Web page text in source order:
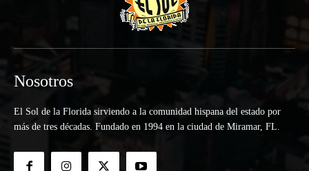
Nosotros
El Sol de la Florida sirviendo a la comunidad hispana del estado por
más de tres décadas. Fundado en 1994 en la ciudad de Miramar, FL.